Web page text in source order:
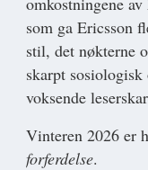
som ga Ericsson
stil, det nøkterne
skarpt
voksende
Vinteren 2026 er
forferdelse.